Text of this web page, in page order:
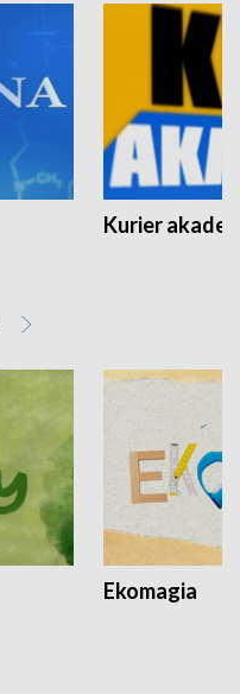
Kurier
Ekomagia